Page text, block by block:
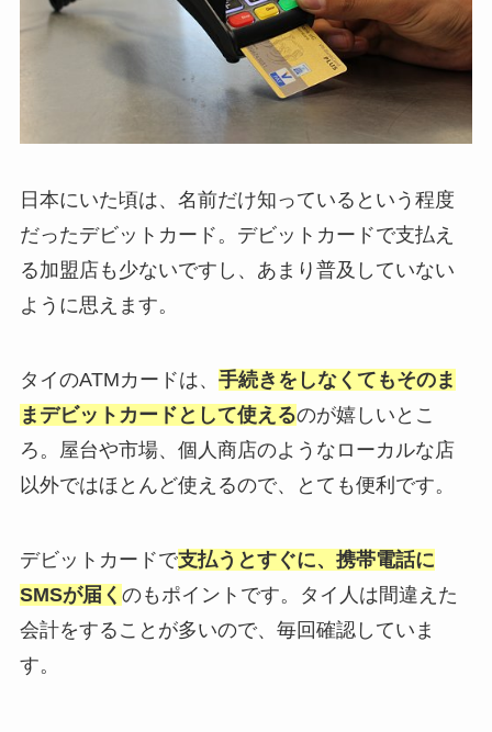
日本にいた頃は、名前だけ知っているという程度
だったデビットカード。デビットカードで支払え
る加盟店も少ないですし、あまり普及していない
ように思えます。
タイのATMカードは、 手続きをしなくてもそのま
まデビットカードとして使えるのが嬉しいとこ
ろ。屋台や市場、個人商店のようなローカルな店
以外ではほとんど使えるので、とても便利です。
デビットカードで支払うとすぐに、携帯電話に
SMSが届く のもポイントです。タイ人は間違えた
会計をすることが多いので、毎回確認していま
す。